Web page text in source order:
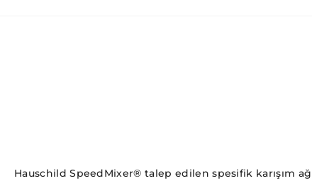
Hauschild SpeedMixer® talep edilen spesifik karışım